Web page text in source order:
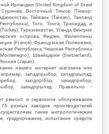
Ирландии (United Kingdom of Great
Восточный Тимор (Тимор-
Тайвань (Taiwan), Таиланд
Того, Тонга, Тринидад и
Туркменистан, Уганда, Венгрия
острова, Фиджи, Филиппины
(France), Французская Полинезия,
Республика, Чешская Республика
Швейцария (Switzerland),
(Japan).
нашего интернет магазина или
западпрыбор, западпрылад,
західпрібор, захидприбор,
захидпрылад. Правильно -
ремонт и сервисное обслуживание
разных заводов производителей
такие метрологические
градуирование, испытание средств